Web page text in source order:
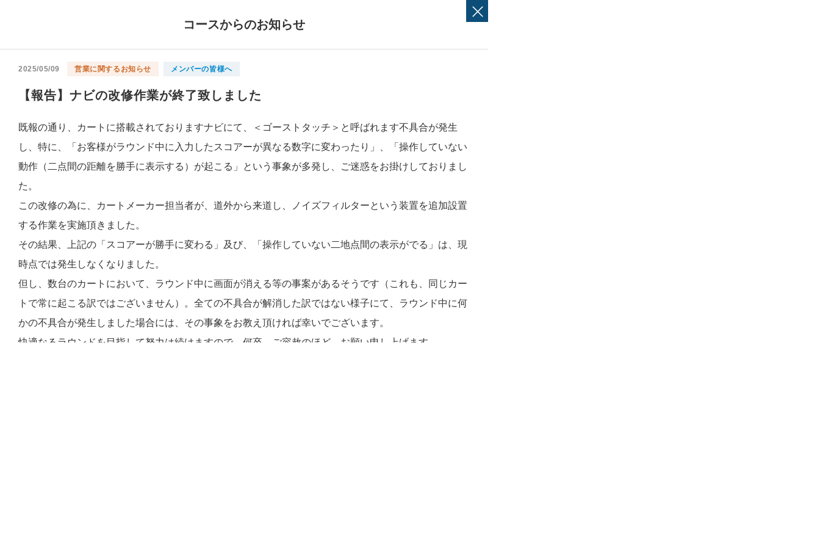
コースからのお知らせ
2025/05/09 営業に関するお知らせ メンバーの皆様へ
【報告】ナビの改修作業が終了致しました
既報の通り、カートに搭載されておりますナビにて、＜ゴーストタッチ＞と呼ばれます不具合が発生
し、特に、「お客様がラウンド中に入力したスコアーが異なる数字に変わったり」、「操作していない
動作（二点間の距離を勝手に表示する）が起こる」という事象が多発し、ご迷惑をお掛けしておりまし
た。
この改修の為に、カートメーカー担当者が、道外から来道し、ノイズフィルターという装置を追加設置
する作業を実施頂きました。
その結果、上記の「スコアーが勝手に変わる」及び、「操作していない二地点間の表示がでる」は、現
時点では発生しなくなりました。
但し、数台のカートにおいて、ラウンド中に画面が消える等の事案があるそうです（これも、同じカー
トで常に起こる訳ではございません）。全ての不具合が解消した訳ではない様子にて、ラウンド中に何
かの不具合が発生しました場合には、その事象をお教え頂ければ幸いでございます。
快適なるラウンドを目指して努力は続けますので、何卒、ご容赦のほど、お願い申し上げます。